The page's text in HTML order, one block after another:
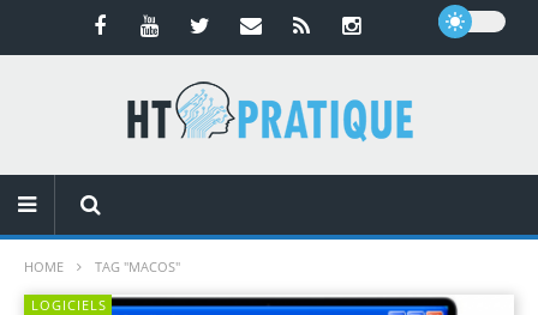
HOME TAG "MACOS"
LOGICIELS